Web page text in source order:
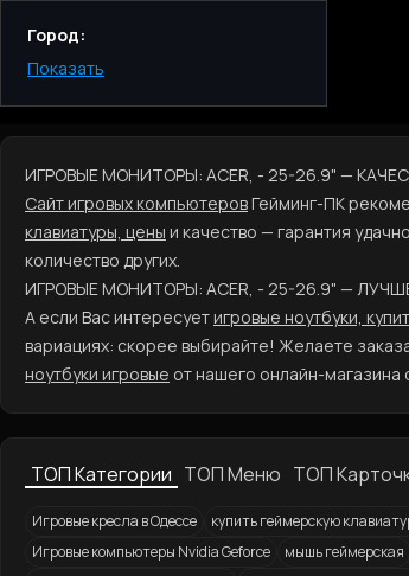
Город:
Киев
Запорожье
Львов
Показать
ИГРОВЫЕ МОНИТОРЫ: ACER, - 25-26.9" —
Сайт игровых компьютеровГейминг-ПК
клавиатуры, цены и качество — гарантия
количество других.
ИГРОВЫЕ МОНИТОРЫ: ACER, - 25-26.9" —
А если Вас интересуетигровые ноутбуки,
вариациях: скорее выбирайте! Желаете
ноутбуки игровые от нашего онлайн-магазина
ТОП Категории ТОП Меню ТОП
Игровые кресла в Одессе купить геймерскую
Игровые компьютеры Nvidia Geforce
мышь геймерская